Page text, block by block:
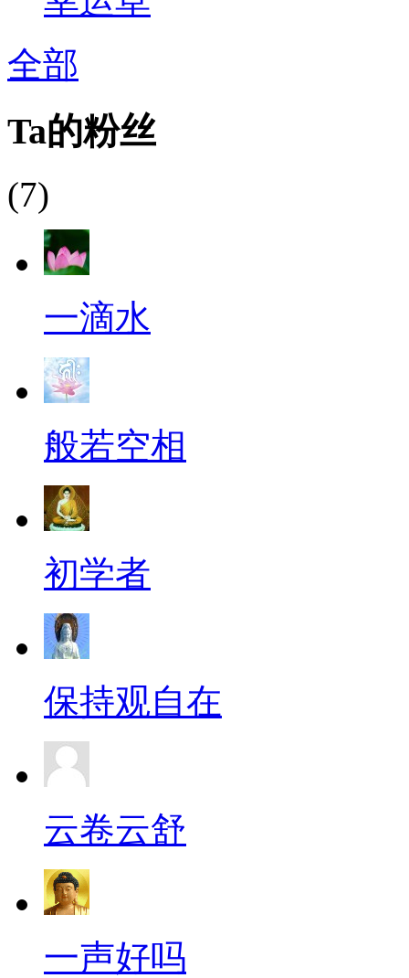
全部
Ta的粉丝
(7)
一滴水
般若空相
初学者
保持观自在
云卷云舒
一声好吗